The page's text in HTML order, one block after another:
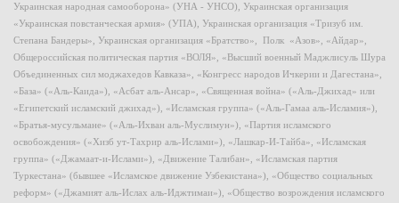
Украинская народная самооборона» (УНА - УНСО), Украинская организация
«Украинская повстанческая армия» (УПА), Украинская организация «Тризуб им.
Степана Бандеры», Украинская организация «Братство», Полк «Азов», «Айдар»,
Общероссийская политическая партия «ВОЛЯ», «Высший военный Маджлисуль Шура
Объединенных сил моджахедов Кавказа», «Конгресс народов Ичкерии и Дагестана»,
«База» («Аль-Каида»), «Асбат аль-Ансар», «Священная война» («Аль-Джихад» или
«Египетский исламский джихад»), «Исламская группа» («Аль-Гамаа аль-Исламия»),
«Братья-мусульмане» («Аль-Ихван аль-Муслимун»), «Партия исламского
освобождения» («Хизб ут-Тахрир аль-Ислами»), «Лашкар-И-Тайба», «Исламская
группа» («Джамаат-и-Ислами»), «Движение Талибан», «Исламская партия
Туркестана» (бывшее «Исламское движение Узбекистана»), «Общество социальных
реформ» («Джамият аль-Ислах аль-Иджтимаи»), «Общество возрождения исламского